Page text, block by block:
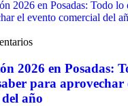
2026 en Posadas:
para aprovechar
año